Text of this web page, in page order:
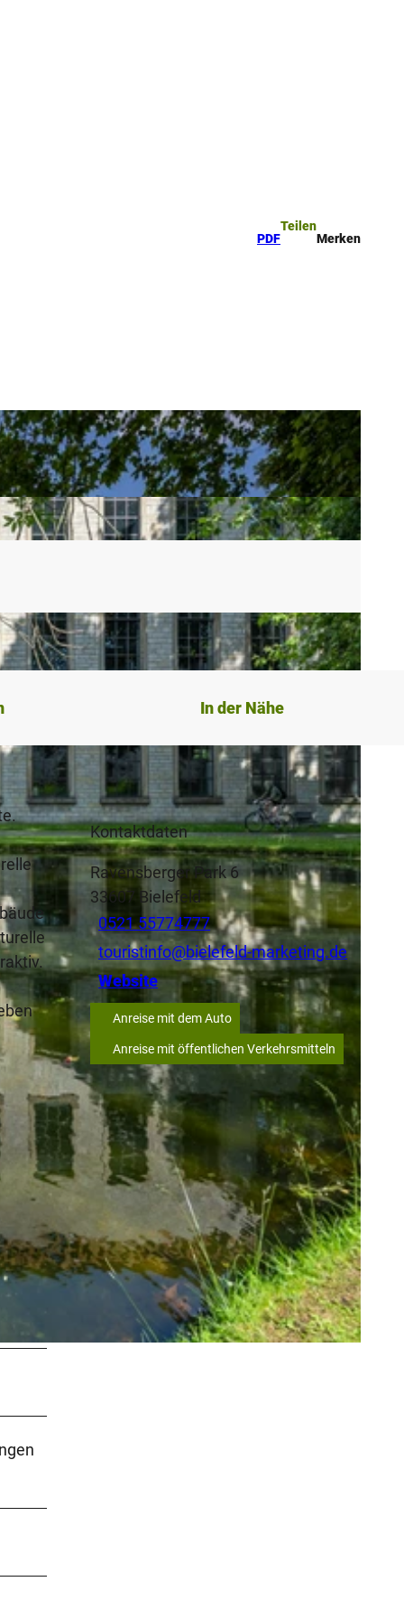
PDF
Teilen
Merken
In der Nähe
Kontaktdaten
Ravensberger Park 6
33607 Bielefeld
0521 55774777
touristinfo@bielefeld-marketing.de
Website
Anreise mit dem Auto
Anreise mit öffentlichen Verkehrsmitteln